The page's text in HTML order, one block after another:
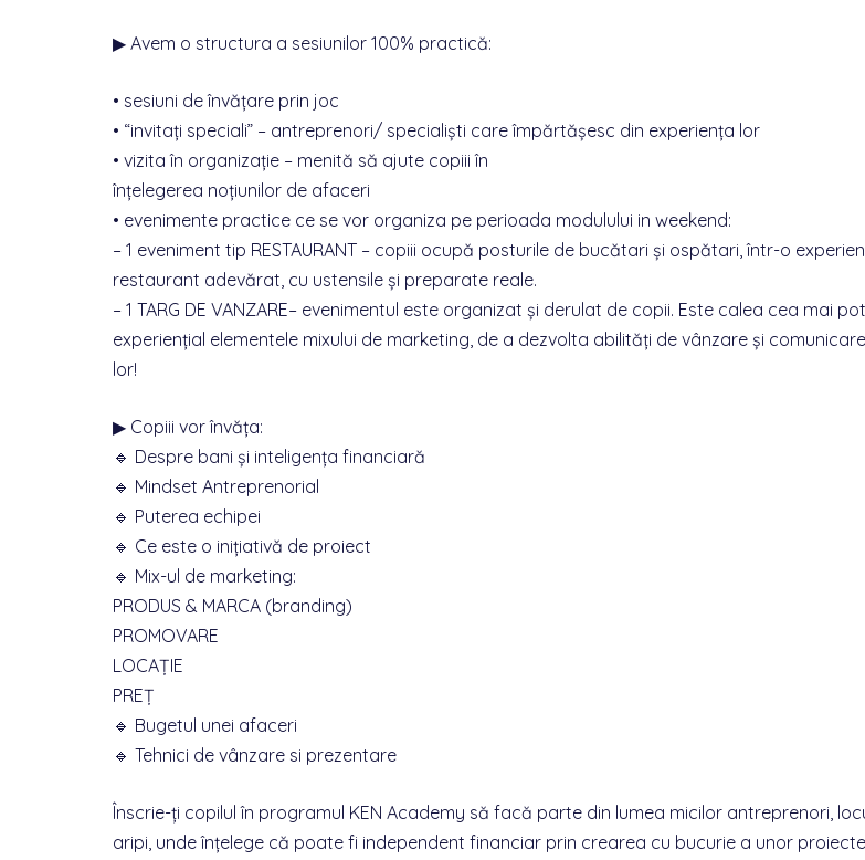
▶ Avem o structura a sesiunilor 100% practică:
• sesiuni de învățare prin joc
• “invitați speciali” – antreprenori/ specialiști care împărtășesc din experiența lor
• vizita în organizație – menită să ajute copiii în
înțelegerea noțiunilor de afaceri
• evenimente practice ce se vor organiza pe perioada modulului in weekend:
– 1 eveniment tip RESTAURANT – copiii ocupă posturile de bucătari și ospătari, într-o
restaurant adevărat, cu ustensile și preparate reale.
– 1 TARG DE VANZARE– evenimentul este organizat și derulat de copii. Este calea cea mai
experiențial elementele mixului de marketing, de a dezvolta abilități de vânzare și
lor!
▶ Copiii vor învăța:
🔹 Despre bani și inteligența financiară
🔹 Mindset Antreprenorial
🔹 Puterea echipei
🔹 Ce este o iniţiativă de proiect
🔹 Mix-ul de marketing:
PRODUS & MARCA (branding)
PROMOVARE
LOCAȚIE
PREȚ
🔹 Bugetul unei afaceri
🔹 Tehnici de vânzare si prezentare
Înscrie-ți copilul în programul KEN Academy să facă parte din lumea micilor antreprenori,
aripi, unde înțelege că poate fi independent financiar prin crearea cu bucurie a unor